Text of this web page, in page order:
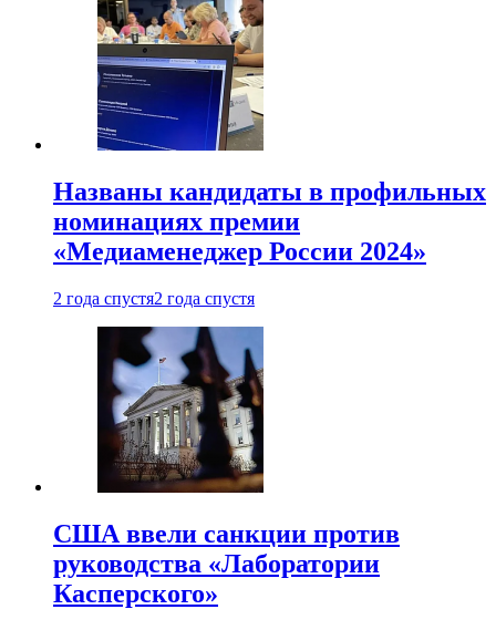
Названы кандидаты в профильных
номинациях премии
«Медиаменеджер России 2024»
2 года спустя2 года спустя
США ввели санкции против
руководства «Лаборатории
Касперского»